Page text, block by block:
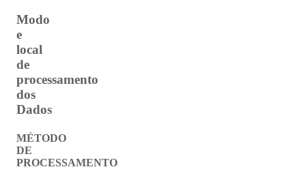
Modo
e
local
de
processamento
dos
Dados
MÉTODO
DE
PROCESSAMENTO